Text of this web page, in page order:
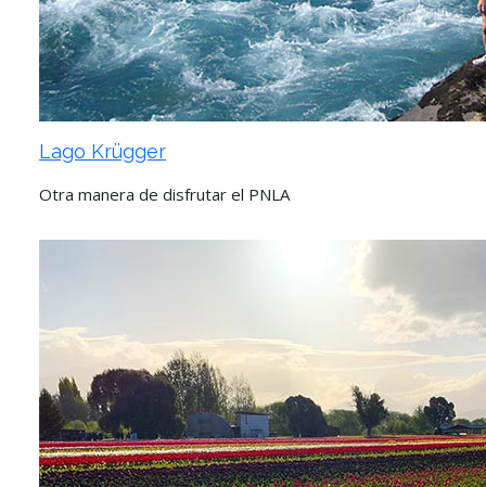
Lago Krügger
Otra manera de disfrutar el PNLA